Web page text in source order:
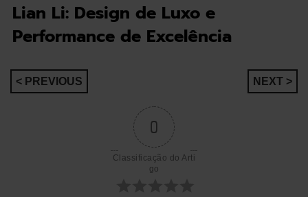
Lian Li: Design de Luxo e
Performance de Excelência
Navegação
< PREVIOUS NEXT >
0
Classificação do Arti
go